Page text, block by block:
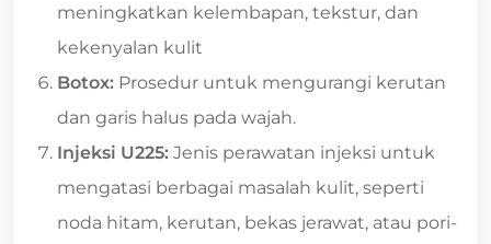
meningkatkan kelembapan, tekstur, dan
kekenyalan kulit
Botox: Prosedur untuk mengurangi kerutan
dan garis halus pada wajah.
Injeksi U225: Jenis perawatan injeksi untuk
mengatasi berbagai masalah kulit, seperti
noda hitam, kerutan, bekas jerawat, atau pori-